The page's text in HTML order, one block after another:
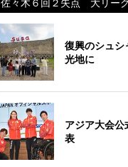
佐々木６回２失点 大リー
復興のシュシ
光地に
アジア大会公
表